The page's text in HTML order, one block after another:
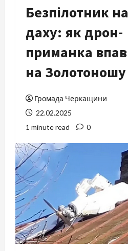
Безпілотник на
даху: як дрон-
приманка впав
на Золотоношу
Громада Черкащини
22.02.2025
1 minute read
0